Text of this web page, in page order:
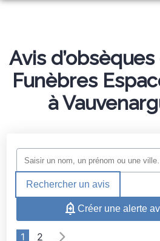
PRÉVOIR SES OBSÈQUES
SERVICES AUX FAMILLES
NOTRE AGENCE
Avis
Funèbres
à
Rechercher un avis
Créer une alerte
1 2